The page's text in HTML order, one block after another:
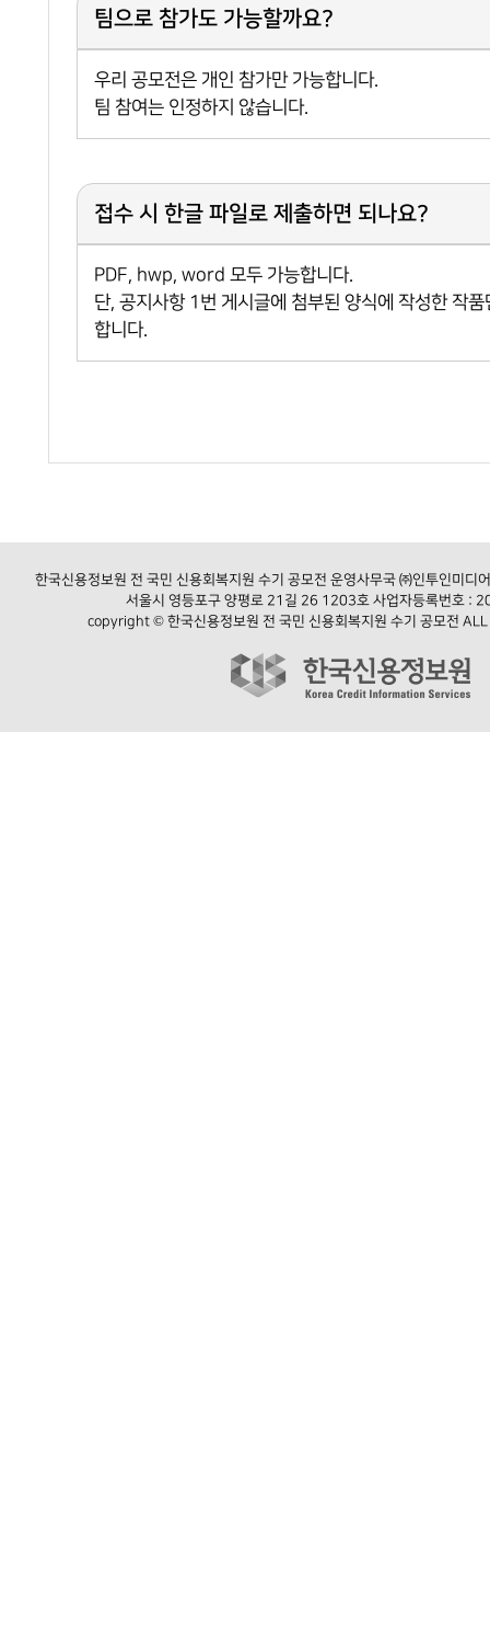
팀으로 참가도 가능할까요?
우리 공모전은 개인 참가만 가능합니다.
팀 참여는 인정하지 않습니다.
접수 시 한글 파일로 제출하면 되나요?
PDF, hwp, word 모두 가능합니다.
단, 공지사항 1번 게시글에 첨부된 양식에 작성한 작품
합니다.
한국신용정보원 전 국민 신용회복지원 수기 공모전 운영사무국 ㈜인투인미
서울시 영등포구 양평로 21길 26 1203호 사업자등록번호 :
copyright © 한국신용정보원 전 국민 신용회복지원 수기 공모전 ALL